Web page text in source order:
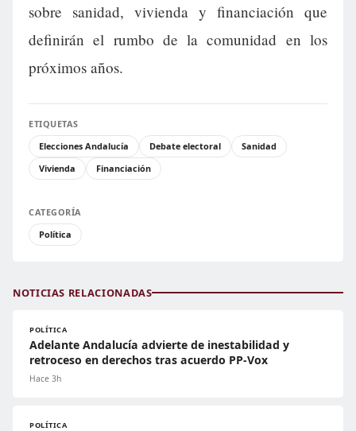
sobre sanidad, vivienda y financiación que
definirán el rumbo de la comunidad en los
próximos años.
ETIQUETAS
Elecciones Andalucía
Debate electoral
Sanidad
Vivienda
Financiación
CATEGORÍA
Política
NOTICIAS RELACIONADAS
POLÍTICA
Adelante Andalucía advierte de inestabilidad y
retroceso en derechos tras acuerdo PP-Vox
Hace 3h
POLÍTICA